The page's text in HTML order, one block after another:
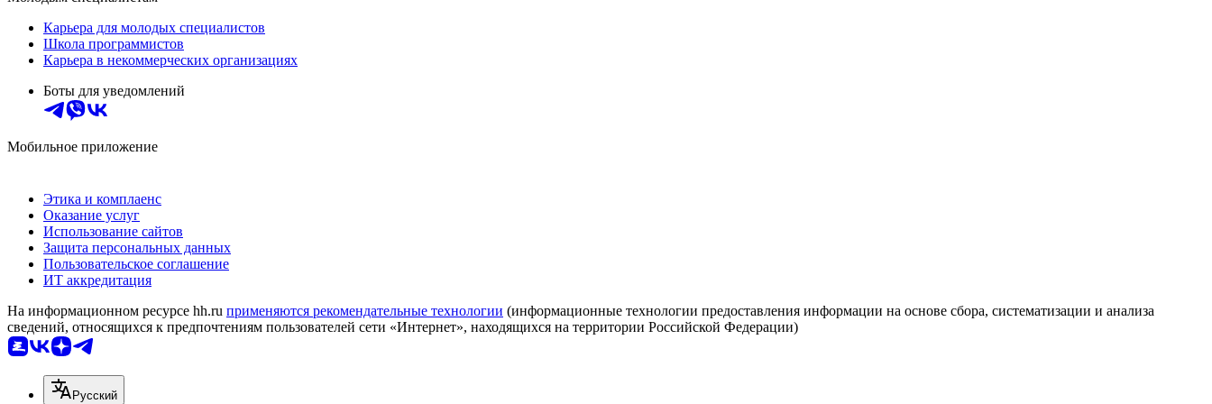
Карьера для молодых специалистов
Школа программистов
Карьера в некоммерческих организациях
Боты для уведомлений
Мобильное приложение
Этика и комплаенс
Оказание услуг
Использование сайтов
Защита персональных данных
Пользовательское соглашение
ИТ аккредитация
На информационном ресурсе hh.ru применяются рекомендательные технологии (информационные технологии предоставления информации на основе сбора, систематизации и анализа
сведений, относящихся к предпочтениям пользователей сети «Интернет», находящихся на территории Российской Федерации)
Русский